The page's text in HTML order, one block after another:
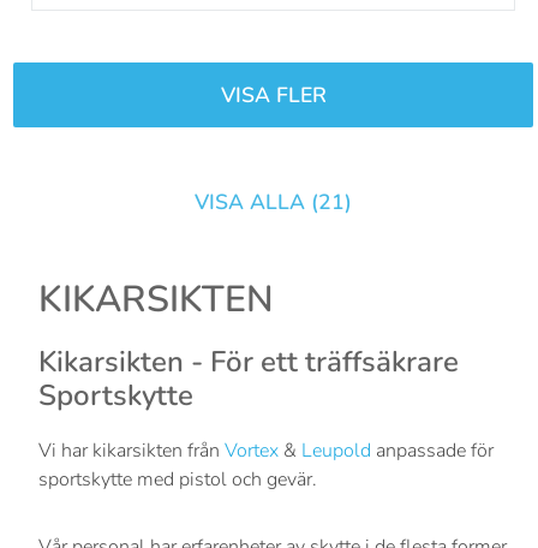
VISA FLER
VISA ALLA (21)
KIKARSIKTEN
Kikarsikten - För ett träffsäkrare
Sportskytte
Vi har kikarsikten från Vortex & Leupold anpassade för
sportskytte med pistol och gevär.